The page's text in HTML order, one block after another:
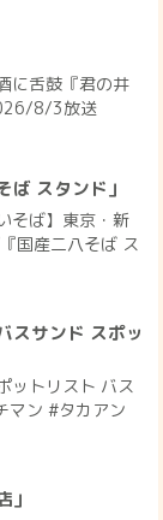
に舌鼓『君の井
8/3放送
ば スタンド」
そば】東京・新
国産二八そば ス
スサンド スポッ
ットリスト バス
マン #タカアン
」